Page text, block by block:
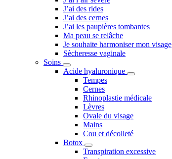
J’ai des rides
J’ai des cernes
J’ai les paupières tombantes
Ma peau se relâche
Je souhaite harmoniser mon visage
Sècheresse vaginale
Soins
Acide hyaluronique
Tempes
Cernes
Rhinoplastie médicale
Lèvres
Ovale du visage
Mains
Cou et décolleté
Botox
Transpiration excessive